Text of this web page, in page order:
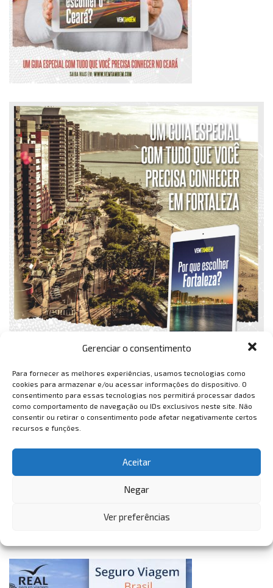
Gerenciar o consentimento
Para fornecer as melhores experiências, usamos tecnologias como
cookies para armazenar e/ou acessar informações do dispositivo. O
consentimento para essas tecnologias nos permitirá processar dados
como comportamento de navegação ou IDs exclusivos neste site. Não
consentir ou retirar o consentimento pode afetar negativamente certos
recursos e funções.
Aceitar
Negar
Ver preferências